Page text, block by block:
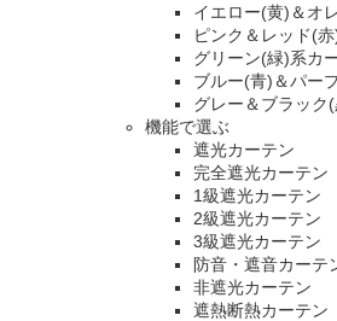
イエロー(黄)＆オ
ピンク＆レッド(
グリーン(緑)系カ
ブルー(青)＆パー
グレー＆ブラック
機能で選ぶ
遮光カーテン
完全遮光カーテン
1級遮光カーテン
2級遮光カーテン
3級遮光カーテン
防音・遮音カーテ
非遮光カーテン
遮熱断熱カーテン